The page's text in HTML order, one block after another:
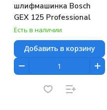
шлифмашинка Bosch
GEX 125 Professional
Есть в наличии
Добавить в корзину